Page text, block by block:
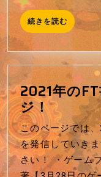
続きを読む 続
き
読
む
2021年の
ジ！2021
年
の
FT
書
このページでは
を発信していき
さい！ ・ゲーム